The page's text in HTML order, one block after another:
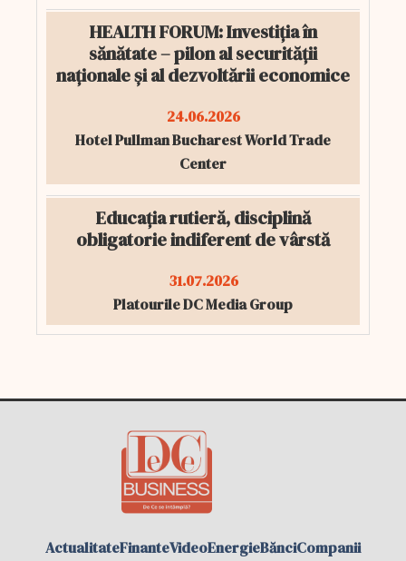
HEALTH FORUM: Investiția în
sănătate – pilon al securității
naționale și al dezvoltării economice
24.06.2026
Hotel Pullman Bucharest World Trade
Center
Educația rutieră, disciplină
obligatorie indiferent de vârstă
31.07.2026
Platourile DC Media Group
ActualitateFinanteVideoEnergieBănciCompanii